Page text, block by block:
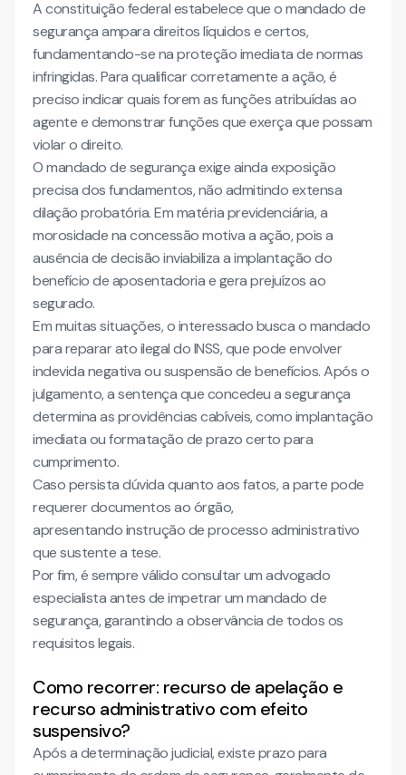
A constituição federal estabelece que o mandado de
segurança ampara direitos líquidos e certos,
fundamentando-se na proteção imediata de normas
infringidas. Para qualificar corretamente a ação, é
preciso indicar quais forem as funções atribuídas ao
agente e demonstrar funções que exerça que possam
violar o direito.
O mandado de segurança exige ainda exposição
precisa dos fundamentos, não admitindo extensa
dilação probatória. Em matéria previdenciária, a
morosidade na concessão motiva a ação, pois a
ausência de decisão inviabiliza a implantação do
benefício de aposentadoria e gera prejuízos ao
segurado.
Em muitas situações, o interessado busca o mandado
para reparar ato ilegal do INSS, que pode envolver
indevida negativa ou suspensão de benefícios. Após o
julgamento, a sentença que concedeu a segurança
determina as providências cabíveis, como implantação
imediata ou formatação de prazo certo para
cumprimento.
Caso persista dúvida quanto aos fatos, a parte pode
requerer documentos ao órgão,
apresentando instrução de processo administrativo
que sustente a tese.
Por fim, é sempre válido consultar um advogado
especialista antes de impetrar um mandado de
segurança, garantindo a observância de todos os
requisitos legais.
Como recorrer: recurso de apelação e
recurso administrativo com efeito
suspensivo?
Após a determinação judicial, existe prazo para